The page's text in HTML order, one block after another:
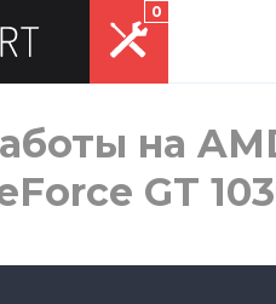
0
на
GT